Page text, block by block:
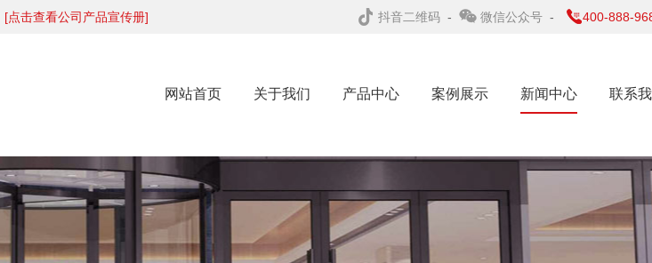
[点击查看公司产品宣传册] 抖音二维码 - 微信公众号 - 400-888-
网站首页 关于我们 产品中心 案例展示 新闻中心 联系